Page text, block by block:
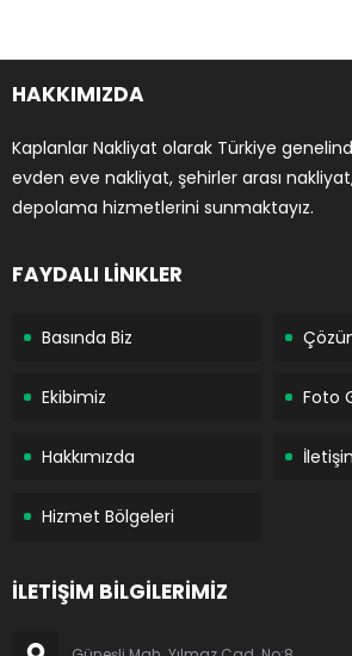
HAKKIMIZDA
Kaplanlar Nakliyat olarak Türkiye
evden eve nakliyat, şehirler arası
depolama hizmetlerini sunmaktayız.
FAYDALI LİNKLER
Basında Biz
Ekibimiz Foto
Hakkımızda
Hizmet Bölgeleri
İLETİŞİM BİLGİLERİMİZ